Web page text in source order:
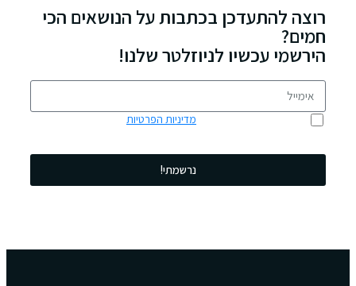
רוצה להתעדכן בכתבות על הנושאים הכי
חמים?
הירשמי עכשיו לניוזלטר שלנו!
מדיניות הפרטיות
נרשמתי!